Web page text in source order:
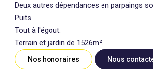
Deux autres dépendances en parpaings
Puits.
Tout à l'égout.
Terrain et jardin de 1526m².
Nos honoraires Nous